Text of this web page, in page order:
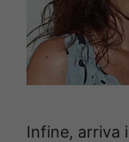
Infine, arriva